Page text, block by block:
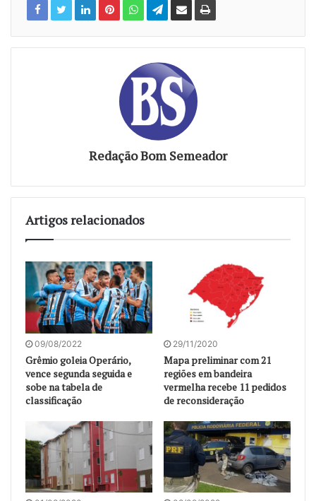
Redação Bom Semeador
Artigos relacionados
09/08/2022
Grêmio goleia Operário,
vence segunda seguida e
sobe na tabela de
classificação
29/11/2020
Mapa preliminar com 21
regiões em bandeira
vermelha recebe 11 pedidos
de reconsideração